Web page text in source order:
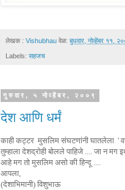
लेखक : Vishubhau वेळ: बुधवार, नोव्हेंबर ११,
Labels: सहजच
गुरुवार, ५ नोव्हेंबर, २००९
देश आणि धर्मं
काही कट्टर मुसलिम संघटणांनी घातलेला '
तुम्हाला देशद्रोही बोलले पाहिजे .... जा न मग
आहे मग तो मुसलिम असो की हिन्दू ....
आपला,
(देशाभिमानी) विशुभाऊ